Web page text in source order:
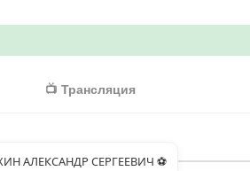
📺 Трансляция
АЛЕКСАНДР СЕРГЕЕВИЧ ⚽